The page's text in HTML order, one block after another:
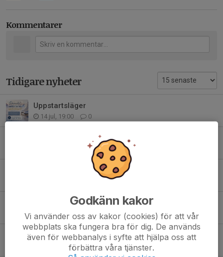
Kommentarer
Tidigare nyheter
Uppstartsläger
14 jul, 19:00 0
EIF Konståknings Uppstartsläger 2026
0
Planeringsmöte -Tävling
Skridskoskola under eftersäsongen
2 apr, 18:05 0
Funktionärsschema till vårshow
30 mar, 05:42 0
Godkänn kakor
Vi använder oss av kakor (cookies) för att vår
webbplats ska fungera bra för dig. De används
även för webbanalys i syfte att hjälpa oss att
förbättra våra tjänster.